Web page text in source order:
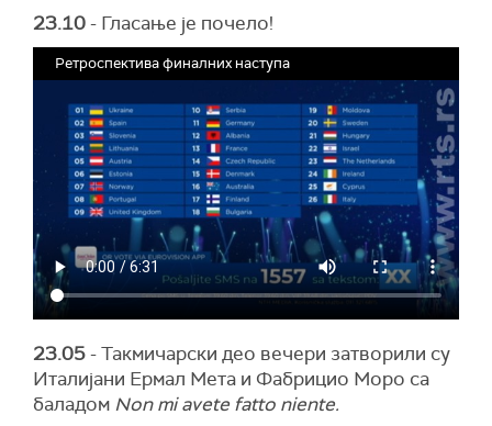
23.10- Гласање је почело!
Ретроспектива финалних наступа
23.05- Такмичарски део вечери затворили су
Италијани Ермал Мета и Фабрицио Моро са
баладом Non mi avete fatto niente.